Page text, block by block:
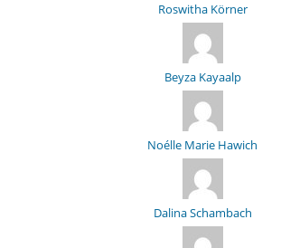
Roswitha Körner
Beyza Kayaalp
Noélle Marie Hawich
Dalina Schambach